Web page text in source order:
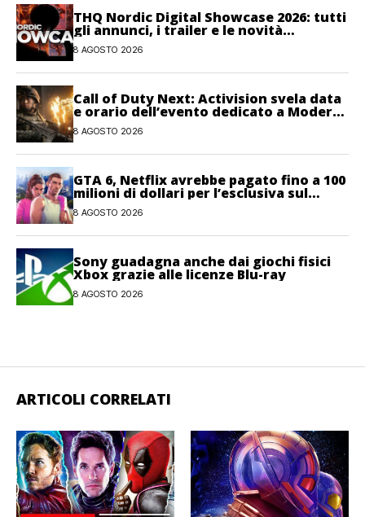
THQ Nordic Digital Showcase 2026: tutti
gli annunci, i trailer e le novità
dell’evento
8 AGOSTO 2026
Call of Duty Next: Activision svela data
e orario dell’evento dedicato a Modern
Warfare 4
8 AGOSTO 2026
GTA 6, Netflix avrebbe pagato fino a 100
milioni di dollari per l’esclusiva sul
gioco
8 AGOSTO 2026
Sony guadagna anche dai giochi fisici
Xbox grazie alle licenze Blu-ray
8 AGOSTO 2026
ARTICOLI CORRELATI